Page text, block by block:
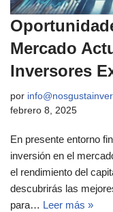
Mercado
Inversores
por
febrero 8, 2025
En presente entorno
inversión en el
el rendimiento del
descubrirás las
para… Leer más »